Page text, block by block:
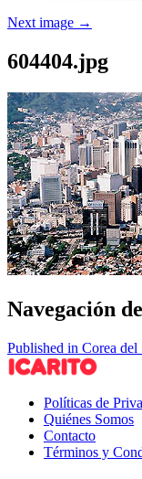
Next image →
604404.jpg
Navegación
Published in Corea del
Políticas de
Quiénes Somos
Contacto
Términos y